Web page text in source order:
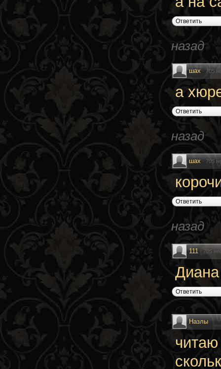
Ответить
назад
шах · 705
а
Ответить
назад
шах · 705
Ответить
назад
111 ·705
Ответить
Назлы